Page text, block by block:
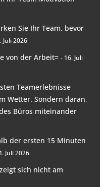
Sie Ihr Team, bevor
Juli 2026
von der Arbeit=
16. Juli
Teamerlebnisse
Wetter. Sondern daran,
Büros miteinander
der ersten 15 Minuten
Juli 2026
sich nicht am